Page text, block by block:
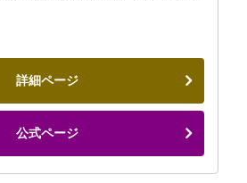
詳細ページ
公式ページ